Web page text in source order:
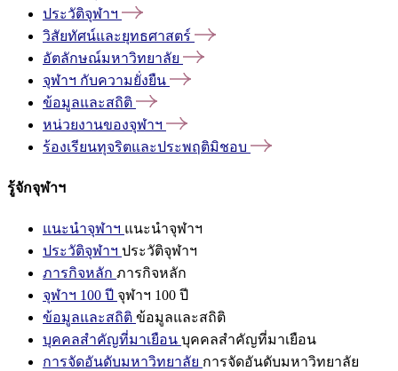
ประวัติจุฬาฯ
วิสัยทัศน์และยุทธศาสตร์
อัตลักษณ์มหาวิทยาลัย
จุฬาฯ กับความยั่งยืน
ข้อมูลและสถิติ
หน่วยงานของจุฬาฯ
ร้องเรียนทุจริตและประพฤติมิชอบ
รู้จักจุฬาฯ
แนะนำจุฬาฯ แนะนำจุฬาฯ
ประวัติจุฬาฯ ประวัติจุฬาฯ
ภารกิจหลัก ภารกิจหลัก
จุฬาฯ 100 ปี จุฬาฯ 100 ปี
ข้อมูลและสถิติ ข้อมูลและสถิติ
บุคคลสำคัญที่มาเยือน บุคคลสำคัญที่มาเยือน
การจัดอันดับมหาวิทยาลัย การจัดอันดับมหาวิทยาลัย